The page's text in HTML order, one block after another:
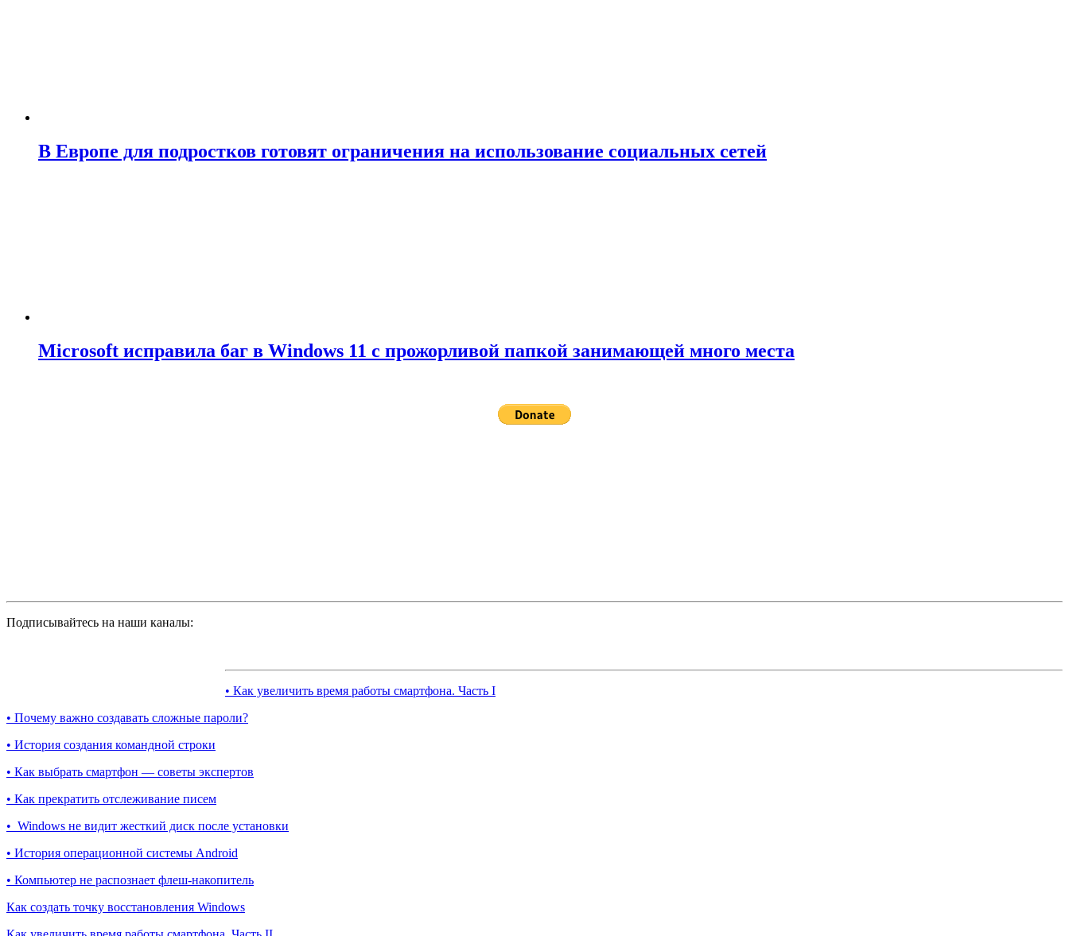
В Европе для подростков готовят ограничения на использование социальных сетей
Microsoft исправила баг в Windows 11 с прожорливой папкой занимающей много места
Подписывайтесь на наши каналы:
• Как увеличить время работы смартфона. Часть I
• Почему важно создавать сложные пароли?
• История создания командной строки
• Как выбрать смартфон — советы экспертов
• Как прекратить отслеживание писем
• Windows не видит жесткий диск после установки
• История операционной системы Android
• Компьютер не распознает флеш-накопитель
Как создать точку восстановления Windows